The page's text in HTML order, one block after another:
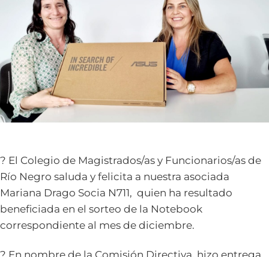
? El Colegio de Magistrados/as y Funcionarios/as de
Río Negro saluda y felicita a nuestra asociada
Mariana Drago Socia N711, quien ha resultado
beneficiada en el sorteo de la Notebook
correspondiente al mes de diciembre.